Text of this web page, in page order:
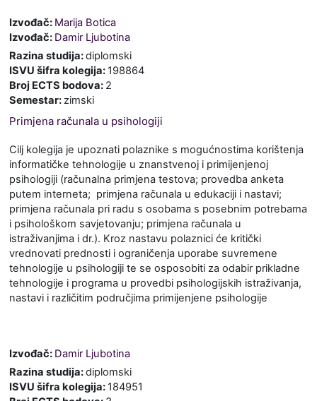
Izvođač: Marija Botica
Izvođač: Damir Ljubotina
Razina studija:diplomski
ISVU šifra kolegija: 198864
Broj ECTS bodova: 2
Semestar:zimski
Primjena računala u psihologiji
Cilj kolegija je upoznati polaznike s mogućnostima korištenja
informatičke tehnologije u znanstvenoj i primijenjenoj
psihologiji (računalna primjena testova; provedba anketa
putem interneta; primjena računala u edukaciji i nastavi;
primjena računala pri radu s osobama s posebnim potrebama
i psihološkom savjetovanju; primjena računala u
istraživanjima i dr.). Kroz nastavu polaznici će kritički
vrednovati prednosti i ograničenja uporabe suvremene
tehnologije u psihologiji te se osposobiti za odabir prikladne
tehnologije i programa u provedbi psihologijskih istraživanja,
nastavi i različitim područjima primijenjene psihologije
Izvođač: Damir Ljubotina
Razina studija:diplomski
ISVU šifra kolegija: 184951